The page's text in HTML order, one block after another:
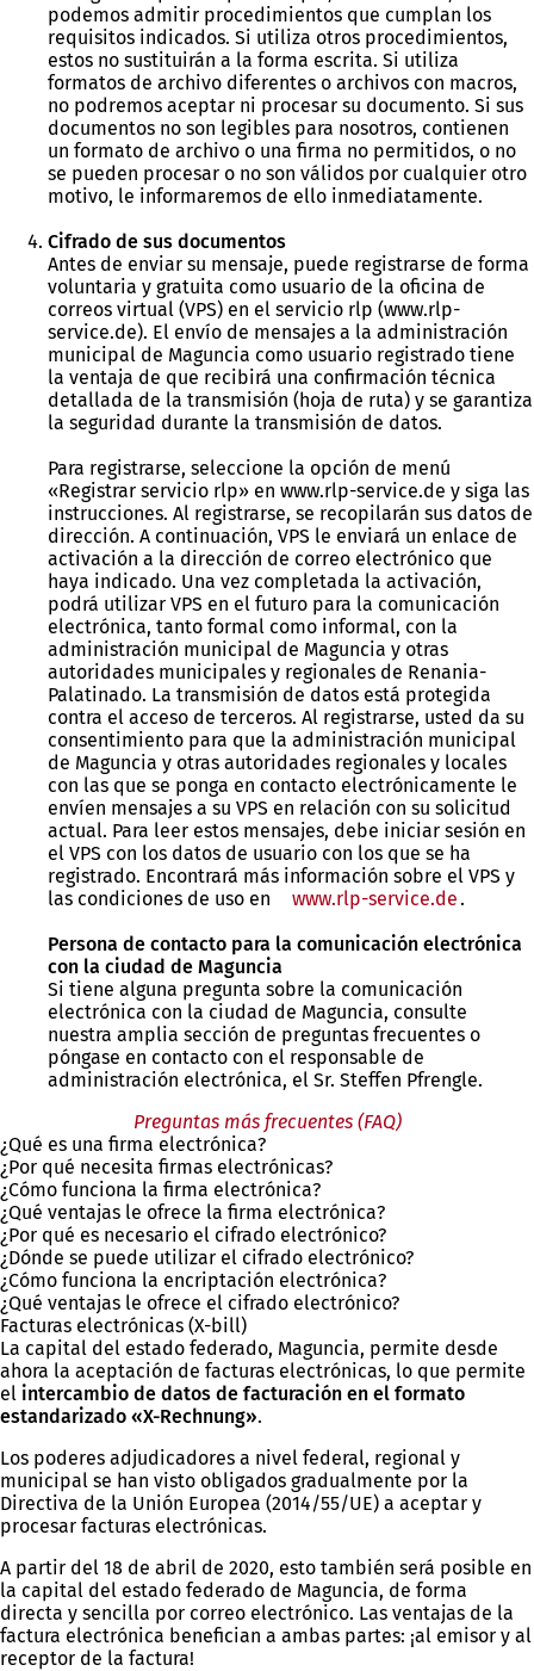
podemos admitir procedimientos que cumplan los
requisitos indicados. Si utiliza otros procedimientos,
estos no sustituirán a la forma escrita. Si utiliza
formatos de archivo diferentes o archivos con macros,
no podremos aceptar ni procesar su documento. Si sus
documentos no son legibles para nosotros, contienen
un formato de archivo o una firma no permitidos, o no
se pueden procesar o no son válidos por cualquier otro
motivo, le informaremos de ello inmediatamente.
Cifrado de sus documentos
Antes de enviar su mensaje, puede registrarse de forma
voluntaria y gratuita como usuario de la oficina de
correos virtual (VPS) en el servicio rlp (www.rlp-
service.de). El envío de mensajes a la administración
municipal de Maguncia como usuario registrado tiene
la ventaja de que recibirá una confirmación técnica
detallada de la transmisión (hoja de ruta) y se garantiza
la seguridad durante la transmisión de datos.
Para registrarse, seleccione la opción de menú
«Registrar servicio rlp» en www.rlp-service.de y siga las
instrucciones. Al registrarse, se recopilarán sus datos de
dirección. A continuación, VPS le enviará un enlace de
activación a la dirección de correo electrónico que
haya indicado. Una vez completada la activación,
podrá utilizar VPS en el futuro para la comunicación
electrónica, tanto formal como informal, con la
administración municipal de Maguncia y otras
autoridades municipales y regionales de Renania-
Palatinado. La transmisión de datos está protegida
contra el acceso de terceros. Al registrarse, usted da su
consentimiento para que la administración municipal
de Maguncia y otras autoridades regionales y locales
con las que se ponga en contacto electrónicamente le
envíen mensajes a su VPS en relación con su solicitud
actual. Para leer estos mensajes, debe iniciar sesión en
el VPS con los datos de usuario con los que se ha
registrado. Encontrará más información sobre el VPS y
las condiciones de uso en
www.rlp-service.de.
Persona de contacto para la comunicación electrónica
con la ciudad de Maguncia
Si tiene alguna pregunta sobre la comunicación
electrónica con la ciudad de Maguncia, consulte
nuestra amplia sección de preguntas frecuentes o
póngase en contacto con el responsable de
administración electrónica, el Sr. Steffen Pfrengle.
Preguntas más frecuentes (FAQ)
¿Qué es una firma electrónica?
¿Por qué necesita firmas electrónicas?
¿Cómo funciona la firma electrónica?
¿Qué ventajas le ofrece la firma electrónica?
¿Por qué es necesario el cifrado electrónico?
¿Dónde se puede utilizar el cifrado electrónico?
¿Cómo funciona la encriptación electrónica?
¿Qué ventajas le ofrece el cifrado electrónico?
Facturas electrónicas (X-bill)
La capital del estado federado, Maguncia, permite desde
ahora la aceptación de facturas electrónicas, lo que permite
el intercambio de datos de facturación en el formato
estandarizado «X-Rechnung».
Los poderes adjudicadores a nivel federal, regional y
municipal se han visto obligados gradualmente por la
Directiva de la Unión Europea (2014/55/UE) a aceptar y
procesar facturas electrónicas.
A partir del 18 de abril de 2020, esto también será posible en
la capital del estado federado de Maguncia, de forma
directa y sencilla por correo electrónico. Las ventajas de la
factura electrónica benefician a ambas partes: ¡al emisor y al
receptor de la factura!